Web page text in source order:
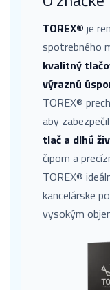
TOREX® je
spotrebného
kvalitný
výraznú
TOREX®
aby zabezpečil
tlač a dlhú
čipom a
TOREX®
kancelárske
vysokým